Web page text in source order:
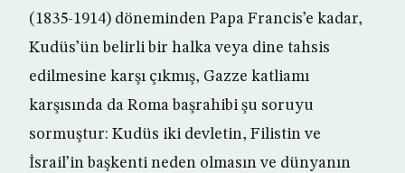
(1835-1914) döneminden Papa Francis’e kadar,
Kudüs’ün belirli bir halka veya dine tahsis
edilmesine karşı çıkmış, Gazze katliamı
karşısında da Roma başrahibi şu soruyu
sormuştur: Kudüs iki devletin, Filistin ve
İsrail’in başkenti neden olmasın ve dünyanın